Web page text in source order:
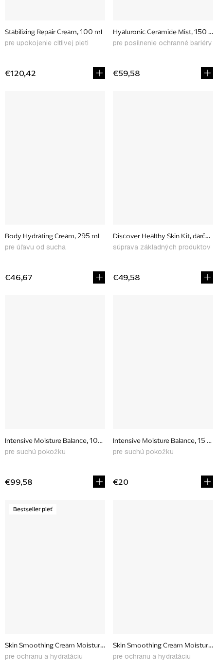
Stabilizing Repair Cream, 100 ml
pre upokojenie citlivej pleti
€120,42
Hyaluronic Ceramide Mist, 150 ml
pre posilnenie ochranné bariéry
€59,58
Body Hydrating Cream, 295 ml
pre úľavu od sucha
€46,67
Discover Healthy Skin Kit,
súprava základných produktov
€49,58
Intensive Moisture Balance, 100 ml
pre suchú pokožku
€99,58
Intensive Moisture Balance, 15 ml
pre suchú pokožku
€20
Bestseller pleť
Skin Smoothing Cream Moisturizer, 100 ml
pre ochranu a hydratáciu
Skin Smoothing Cream
pre ochranu a hydratáciu